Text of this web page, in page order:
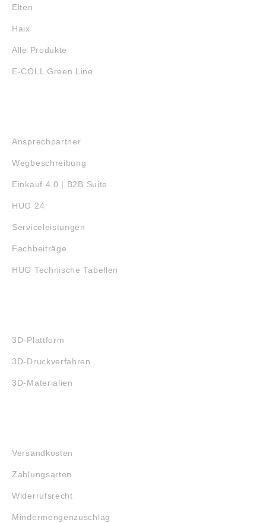
Elten
Haix
Alle Produkte
E-COLL Green Line
Ansprechpartner
Wegbeschreibung
Einkauf 4.0 | B2B Suite
HUG 24
Serviceleistungen
Fachbeiträge
HUG Technische Tabellen
3D-Plattform
3D-Druckverfahren
3D-Materialien
Versandkosten
Zahlungsarten
Widerrufsrecht
Mindermengenzuschlag